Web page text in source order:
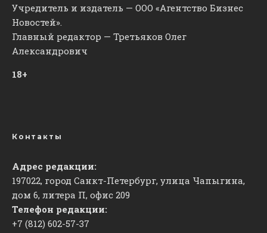
Учредитель и издатель — ООО «Агентство Бизнес
Новостей».
Главный редактор — Третьяков Олег
Александрович
18+
Контакты
Адрес редакции:
197022, город Санкт-Петербург, улица Чапыгина,
дом 6, литера П, офис 209
Телефон редакции:
+7 (812) 602-57-37